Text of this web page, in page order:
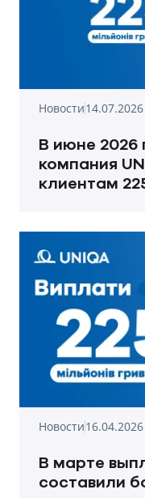
Новости14.07.2026
В июне 2026
компания
клиентам
Новости16.04.2026
В марте
составили